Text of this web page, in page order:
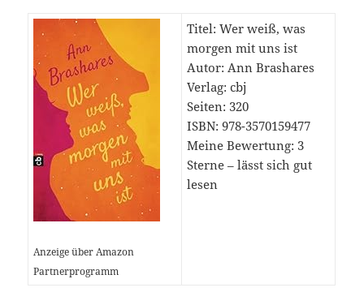
Anzeige über Amazon
Partnerprogramm
Titel: Wer weiß, was
morgen mit uns ist
Autor: Ann Brashares
Verlag: cbj
Seiten: 320
ISBN: 978-3570159477
Meine Bewertung: 3
Sterne – lässt sich gut
lesen